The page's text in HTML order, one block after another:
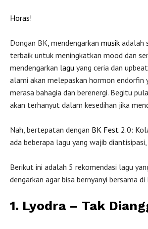
Horas!
Dongan BK, mendengarkan musik adalah
terbaik untuk meningkatkan mood dan
mendengarkan lagu yang ceria dan
alami akan melepaskan hormon endorfin
merasa bahagia dan berenergi. Begitu
akan terhanyut dalam kesedihan jika
Nah, bertepatan dengan BK Fest 2.0:
ada beberapa lagu yang wajib
Berikut ini adalah 5 rekomendasi lagu
dengarkan agar bisa bernyanyi bersama di
1. Lyodra – Tak